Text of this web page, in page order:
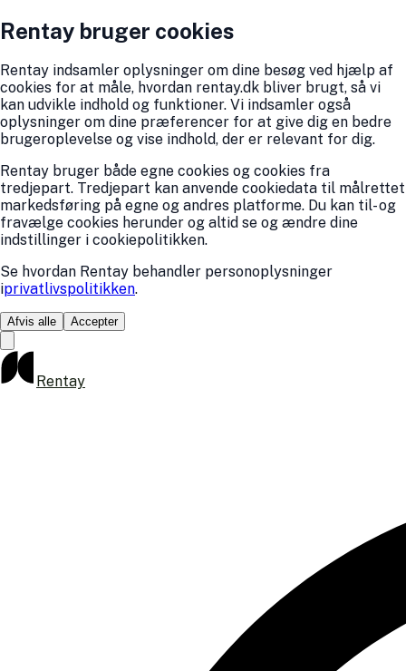
Rentay bruger cookies
Rentay indsamler oplysninger om dine besøg ved hjælp af
cookies for at måle, hvordan rentay.dk bliver brugt, så vi
kan udvikle indhold og funktioner. Vi indsamler også
oplysninger om dine præferencer for at give dig en bedre
brugeroplevelse og vise indhold, der er relevant for dig.
Rentay bruger både egne cookies og cookies fra
tredjepart. Tredjepart kan anvende cookiedata til målrettet
markedsføring på egne og andres platforme. Du kan til- og
fravælge cookies herunder og altid se og ændre dine
indstillinger i cookiepolitikken.
Se hvordan Rentay behandler personoplysninger
iprivatlivspolitikken.
Afvis alle Accepter
Rentay